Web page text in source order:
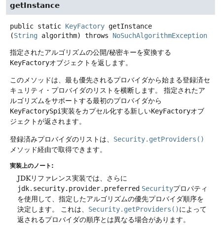
getInstance
public static KeyFactory getInstance
(String algorithm) throws NoSuchAlgorithmException
指定されたアルゴリズムの公開/秘密キーを変換する
KeyFactoryオブジェクトを返します。
このメソッドは、最も優先されるプロバイダから始まる登録済セ
キュリティ・プロバイダのリストを横断します。
指定されたア
ルゴリズムをサポートする最初のプロバイダから
KeyFactorySpi実装をカプセル化する新しいKeyFactoryオブ
ジェクトが返されます。
登録済みプロバイダのリストは、 Security.getProviders()
メソッド経由で取得できます。
実装上のノート:
JDKリファレンス実装では、さらに
jdk.security.provider.preferred Securityプロパティ
を使用して、指定したアルゴリズムの優先プロバイダ順序を
決定します。
これは、 Security.getProviders()によって
返されるプロバイダの順序とは異なる場合があります。